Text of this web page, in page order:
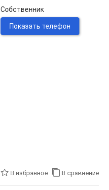
Собственник
Показать телефон
В избранное В сравнение